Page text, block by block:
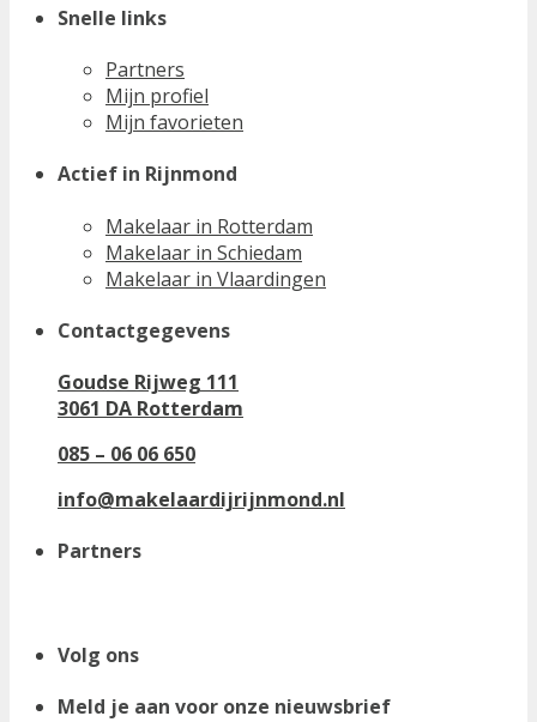
Snelle links
Partners
Mijn profiel
Mijn favorieten
Actief in Rijnmond
Makelaar in Rotterdam
Makelaar in Schiedam
Makelaar in Vlaardingen
Contactgegevens
Goudse Rijweg 111
3061 DA Rotterdam
085 – 06 06 650
info@makelaardijrijnmond.nl
Partners
Volg ons
Meld je aan voor onze nieuwsbrief